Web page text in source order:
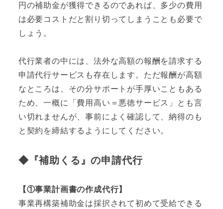
円の補助金が獲得できるのであれば、多少の費用
は必要コストだと割り切ってしまうことも必要で
しょう。
代行業者の中には、法外な高額の報酬を請求する
申請代行サービスも存在します。ただ報酬が高額
なところは、その分サポートが手厚いこともある
ため、一概に「費用高い＝悪徳サービス」とも言
い切れませんが、事前によく確認して、納得のも
と契約を締結するようにしてください。
◆『補助くる』の申請代行
【①事業計画書の作成代行】
事業再構築補助金は採択されて初めて受給できる